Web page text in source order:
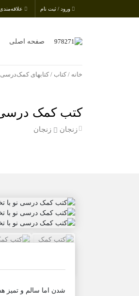
ورود / ثبت نام
صفحه اصلی
خانه / کتاب / کتابهای کمک‌درسی
کتب کمک درسی
زنجان زنجان
شدن اما سالم و تمیز